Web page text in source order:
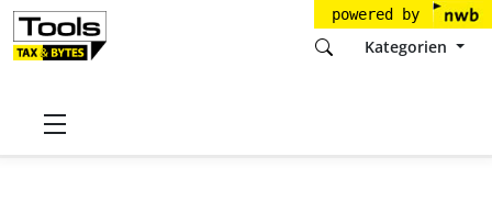
powered by
Kategorien
Startseite